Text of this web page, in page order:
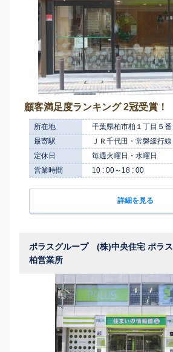
顧客満足度ランキング 2冠受賞！
所在地
千葉県柏市柏１丁目５
最寄駅
ＪＲ千代田・常磐緩行
定休日
毎週火曜日・水曜日
営業時間
10 : 00～18 : 00
詳細を見る
ポラスグループ (株)中央住宅 ポラ
柏営業所